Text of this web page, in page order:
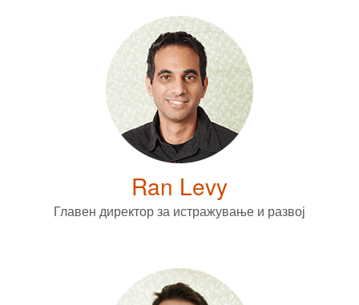
Ran Levy
Главен директор за истражување и развој